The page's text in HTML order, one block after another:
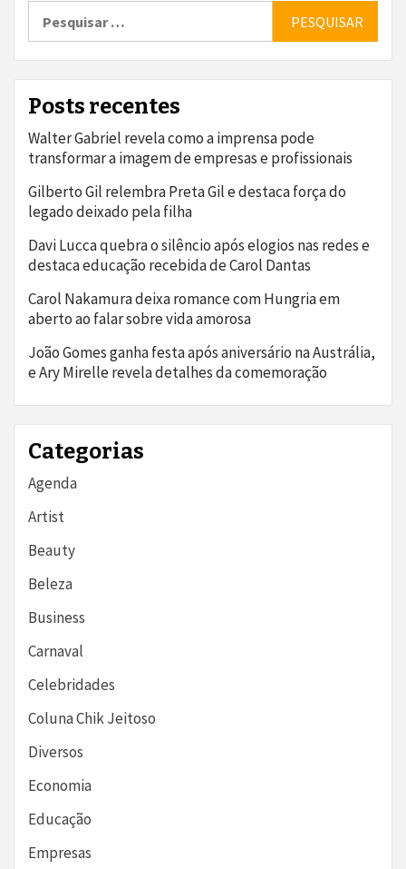
por:
Posts recentes
Walter Gabriel revela como a imprensa pode
transformar a imagem de empresas e profissionais
Gilberto Gil relembra Preta Gil e destaca força do
legado deixado pela filha
Davi Lucca quebra o silêncio após elogios nas redes e
destaca educação recebida de Carol Dantas
Carol Nakamura deixa romance com Hungria em
aberto ao falar sobre vida amorosa
João Gomes ganha festa após aniversário na Austrália,
e Ary Mirelle revela detalhes da comemoração
Categorias
Agenda
Artist
Beauty
Beleza
Business
Carnaval
Celebridades
Coluna Chik Jeitoso
Diversos
Economia
Educação
Empresas